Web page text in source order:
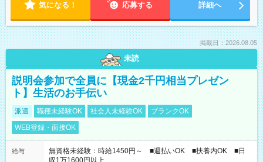
気になる！ 応募する 詳細へ
掲載日：2026.08.05
未読
説明会参加で全員に【現金2千円相当プレゼン
ト】生活のお手伝い
派遣 職種未経験OK 社会人未経験OK
ブランクOK
WEB登録・面接OK
給与
無資格未経験：時給1450円～ ■週払いOK ■扶養内OK ■日
収1万1600円以上